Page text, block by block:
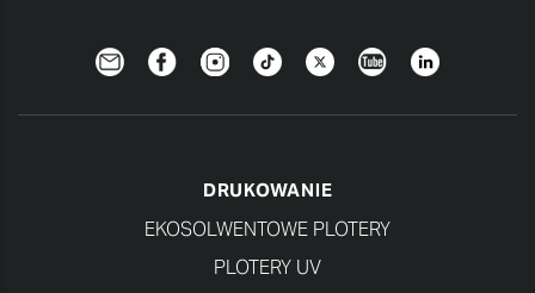
NewsletterFacebookInstagramTikTokTwitterYouTubeLinkedIn
DRUKOWANIE
EKOSOLWENTOWE PLOTERY
PLOTERY UV